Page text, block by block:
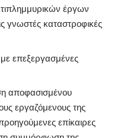
έργων
γνωστές καταστροφικές
επεξεργασμένες
αποφασισμένου
εργαζόμενους της
επίκαιρες